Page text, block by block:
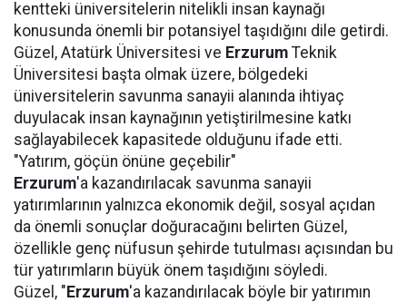
kentteki üniversitelerin nitelikli insan kaynağı
konusunda önemli bir potansiyel taşıdığını dile getirdi.
Güzel, Atatürk Üniversitesi ve Erzurum Teknik
Üniversitesi başta olmak üzere, bölgedeki
üniversitelerin savunma sanayii alanında ihtiyaç
duyulacak insan kaynağının yetiştirilmesine katkı
sağlayabilecek kapasitede olduğunu ifade etti.
"Yatırım, göçün önüne geçebilir"
Erzurum'a kazandırılacak savunma sanayii
yatırımlarının yalnızca ekonomik değil, sosyal açıdan
da önemli sonuçlar doğuracağını belirten Güzel,
özellikle genç nüfusun şehirde tutulması açısından bu
tür yatırımların büyük önem taşıdığını söyledi.
Güzel, " Erzurum'a kazandırılacak böyle bir yatırımın